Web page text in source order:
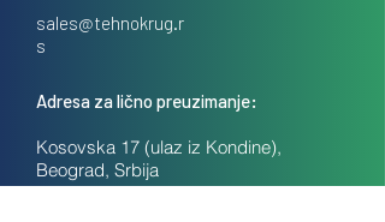
sales@tehnokrug.r
s
Adresa za lično preuzimanje:
Kosovska 17 (ulaz iz Kondine),
Beograd, Srbija